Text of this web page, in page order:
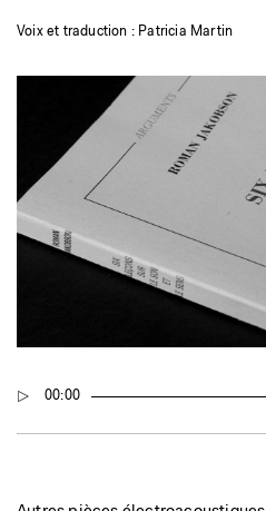
Voix et traduction : Patricia Martin
Audio00:00